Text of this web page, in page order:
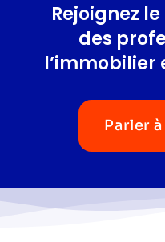
Rejoignez
des
Parler